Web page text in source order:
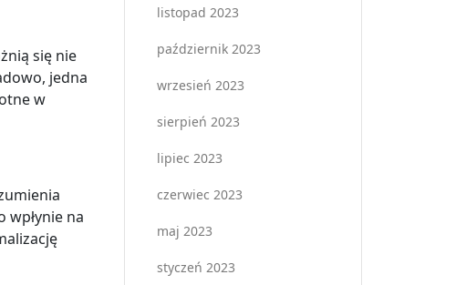
się nie
jedna
w
wpłynie na
listopad 2023
październik 2023
wrzesień 2023
sierpień 2023
lipiec 2023
czerwiec 2023
maj 2023
styczeń 2023